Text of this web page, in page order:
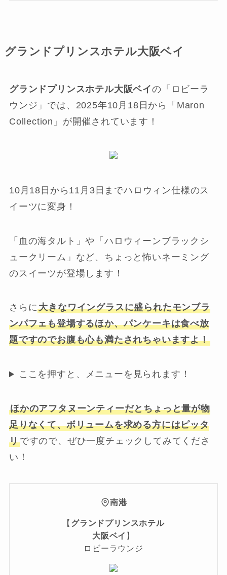
グランドプリンスホテル大阪ベイ
グランドプリンスホテル大阪ベイの「ロビーラ
ウンジ」では、2025年10月18日から「Maron
Collection」が開催されています！
10月18日から11月3日までハロウィン仕様のス
イーツに変身！
「血の海タルト」や「ハロウィーンブラックシ
ュークリーム」など、ちょっと怖いネーミング
のスイーツが登場します！
さらに大きなワイングラスに盛られたモンブラ
ンパフェも登場するほか、パンケーキは食べ放
題ですのでお腹も心も満たされちゃいますよ！
ここを押すと、メニューを見られます！
ほかのアフタヌーンティーだとちょっと量が物
足りなくて、ボリュームを求める方にはピッタ
リですので、ぜひ一度チェックしてみてくださ
い！
南港
【 グランドプリンスホテル
大阪ベイ 】
ロビーラウンジ